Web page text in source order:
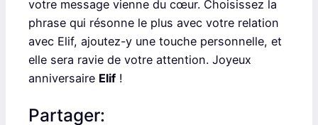
votre message vienne du cœur. Choisissez la
phrase qui résonne le plus avec votre relation
avec Elif, ajoutez-y une touche personnelle, et
elle sera ravie de votre attention. Joyeux
anniversaire Elif !
Partager: